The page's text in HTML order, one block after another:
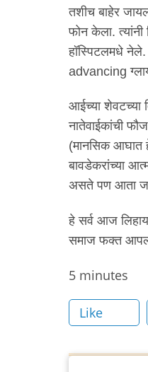
तशीच बाहेर
फोन केला. त्यांनी
हॉस्पिटलमधे
advancing
आईच्या शेवटच्या
नातेवाईकांची
(मानसिक आघात
बावडेकरांच्या
असते पण आता
हे सर्व आज
समाज फक्त
Node
read
time
5 minutes
Like